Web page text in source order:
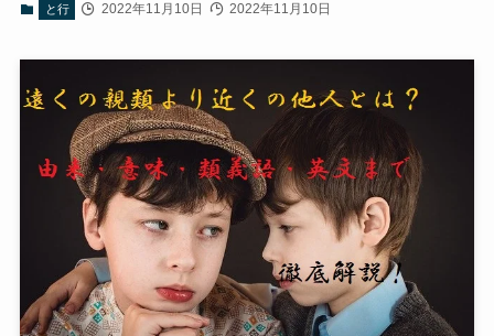
と行 2022年11月10日 2022年11月10日